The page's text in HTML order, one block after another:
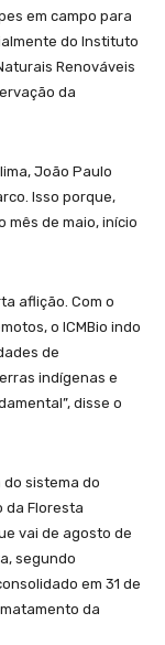
em campo para
do Instituto
Renováveis
da
João Paulo
Isso porque,
de maio, início
aflição. Com o
o ICMBio indo
de
indígenas e
disse o
sistema do
da Floresta
vai de agosto de
segundo
em 31 de
da